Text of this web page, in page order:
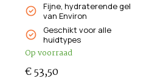
Fijne, hydraterende gel
van Environ
Geschikt voor alle
huidtypes
Op voorraad
€53,50